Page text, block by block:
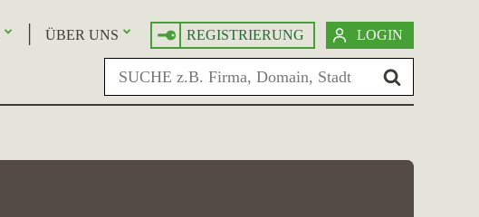
ÜBER UNS REGISTRIERUNG LOGIN